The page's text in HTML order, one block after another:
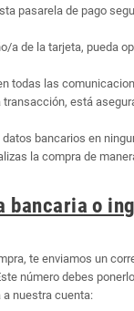
pasarela de pago
a de la tarjeta, pueda
todas las
está
bancarios en
la compra de
bancaria o
te enviamos un
número debes
nuestra cuenta: